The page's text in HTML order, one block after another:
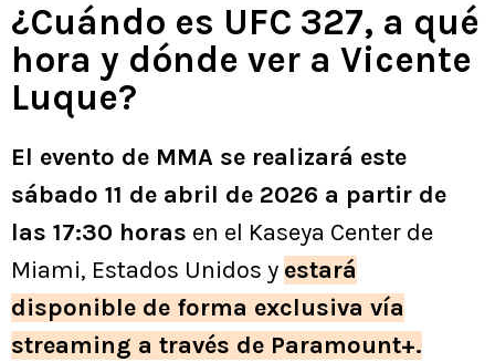
¿Cuándo es UFC 327, a qué
hora y dónde ver a Vicente
Luque?
El evento de MMA se realizará este
sábado 11 de abril de 2026 a partir de
las 17:30 horas en el Kaseya Center de
Miami, Estados Unidos y estará
disponible de forma exclusiva vía
streaming a través de Paramount+.